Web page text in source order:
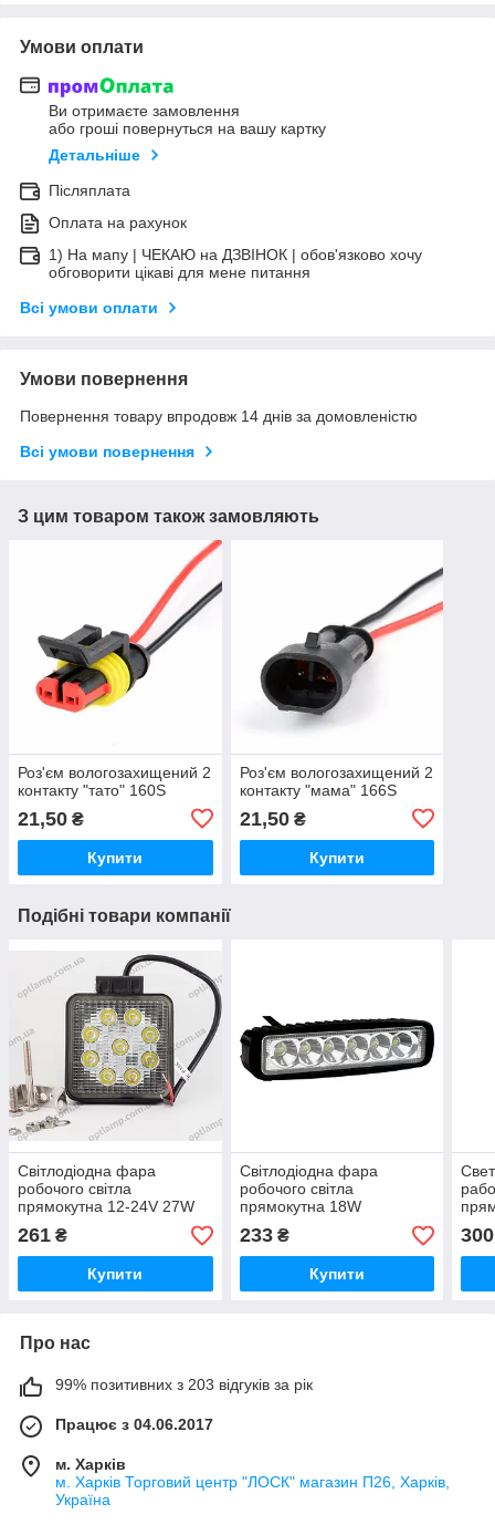
Умови оплати
Ви отримаєте замовлення
або гроші повернуться на вашу картку
Детальніше
Післяплата
Оплата на рахунок
1) На мапу | ЧЕКАЮ на ДЗВІНОК | обов'язково хочу
обговорити цікаві для мене питання
Всі умови оплати
Умови повернення
Повернення товару впродовж 14 днів за домовленістю
Всі умови повернення
З цим товаром також замовляють
Роз'єм вологозахищений 2
контакту "тато" 160S
21,50 ₴
Купити
Роз'єм вологозахищений 2
контакту "мама" 166S
21,50₴
Купити
Подібні товари компанії
Світлодіодна фара
робочого світла
прямокутна 12-24V 27W
GT1007А/1D-27W
261 ₴
Купити
Світлодіодна фара
робочого світла
прямокутна 18W
GT1012D-18W S
233₴
Купити
300
Про нас
99% позитивних з 203 відгуків за рік
Працює з 04.06.2017
м. Харків
м. Харків Торговий центр "ЛОСК" магазин П26, Харків,
Україна